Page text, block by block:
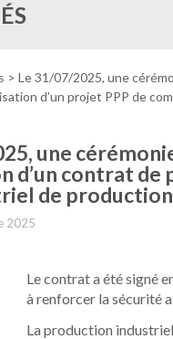
> Le 31/07/2025, une
d’un projet PPP de
une
d’un contrat
de production
2025
Le contrat a été signé
à renforcer la sécurité
La production